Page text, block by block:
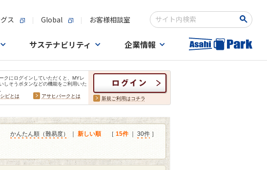
ス Global お客様相談室
検索キーワード入力
サステナビリティ 企業情報
クにログインしていただくと、MYレ
しそうボタンなどの機能をご利用いた
ピとは
アサヒパークとは 新規ご利用はコチラ
かんたん順（難易度） 新しい順 ［ 15件｜ 30件 ］